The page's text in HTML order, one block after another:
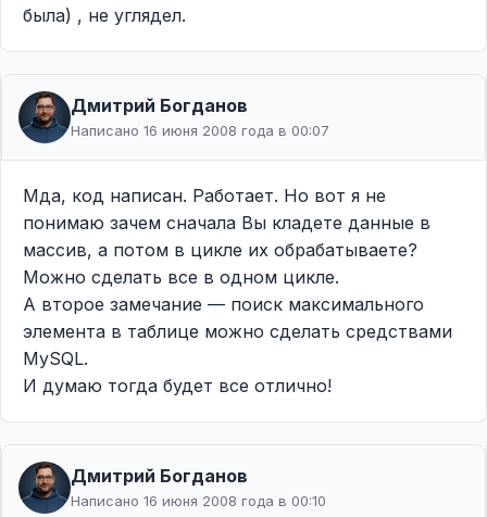
была) , не углядел.
Дмитрий Богданов
Написано 16 июня 2008 года в 00:07
Мда, код написан. Работает. Но вот я не
понимаю зачем сначала Вы кладете данные в
массив, а потом в цикле их обрабатываете?
Можно сделать все в одном цикле.
А второе замечание — поиск максимального
элемента в таблице можно сделать средствами
MySQL.
И думаю тогда будет все отлично!
Дмитрий Богданов
Написано 16 июня 2008 года в 00:10